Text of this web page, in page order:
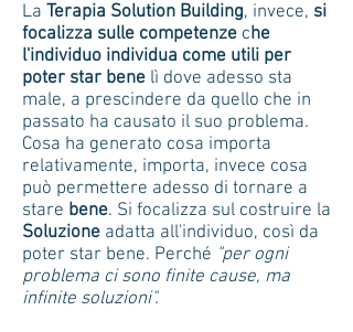
La Terapia Solution Building, invece, si
focalizza sulle competenze che
l'individuo individua come utili per
poter star bene lì dove adesso sta
male, a prescindere da quello che in
passato ha causato il suo problema.
Cosa ha generato cosa importa
relativamente, importa, invece cosa
può permettere adesso di tornare a
stare bene. Si focalizza sul costruire la
Soluzione adatta all'individuo, così da
poter star bene. Perché "per ogni
problema ci sono finite cause, ma
infinite soluzioni".